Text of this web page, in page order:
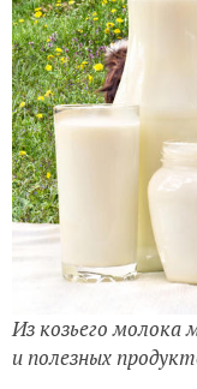
Из козьего молока
и полезных